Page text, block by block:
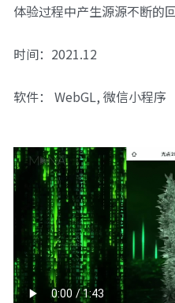
体验过程中产生源源不断的回
时间：2021.12
软件： WebGL, 微信小程序